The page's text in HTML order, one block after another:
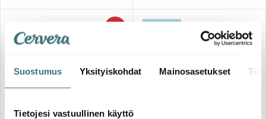
Suostumus Yksityiskohdat Mainosasetukset
Tietojesi vastuullinen käyttö